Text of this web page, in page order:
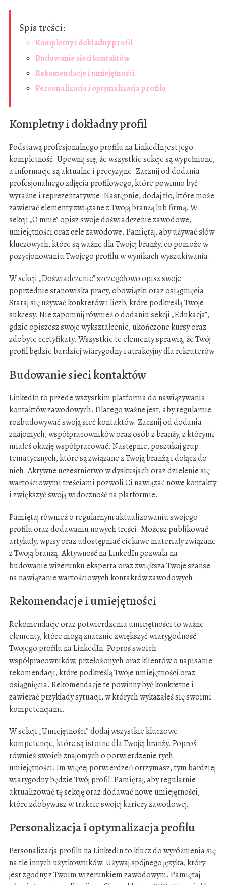
Spis treści:
Kompletny i dokładny profil
Budowanie sieci kontaktów
Rekomendacje i umiejętności
Personalizacja i optymalizacja profilu
Kompletny i dokładny profil
Podstawą profesjonalnego profilu na LinkedIn jest jego
kompletność. Upewnij się, że wszystkie sekcje są wypełnione,
a informacje są aktualne i precyzyjne. Zacznij od dodania
profesjonalnego zdjęcia profilowego, które powinno być
wyraźne i reprezentatywne. Następnie, dodaj tło, które może
zawierać elementy związane z Twoją branżą lub firmą. W
sekcji „O mnie” opisz swoje doświadczenie zawodowe,
umiejętności oraz cele zawodowe. Pamiętaj, aby używać słów
kluczowych, które są ważne dla Twojej branży, co pomoże w
pozycjonowaniu Twojego profilu w wynikach wyszukiwania.
W sekcji „Doświadczenie” szczegółowo opisz swoje
poprzednie stanowiska pracy, obowiązki oraz osiągnięcia.
Staraj się używać konkretów i liczb, które podkreślą Twoje
sukcesy. Nie zapomnij również o dodaniu sekcji „Edukacja”,
gdzie opiszesz swoje wykształcenie, ukończone kursy oraz
zdobyte certyfikaty. Wszystkie te elementy sprawią, że Twój
profil będzie bardziej wiarygodny i atrakcyjny dla rekruterów.
Budowanie sieci kontaktów
LinkedIn to przede wszystkim platforma do nawiązywania
kontaktów zawodowych. Dlatego ważne jest, aby regularnie
rozbudowywać swoją sieć kontaktów. Zacznij od dodania
znajomych, współpracowników oraz osób z branży, z którymi
miałeś okazję współpracować. Następnie, poszukaj grup
tematycznych, które są związane z Twoją branżą i dołącz do
nich. Aktywne uczestnictwo w dyskusjach oraz dzielenie się
wartościowymi treściami pozwoli Ci nawiązać nowe kontakty
i zwiększyć swoją widoczność na platformie.
Pamiętaj również o regularnym aktualizowaniu swojego
profilu oraz dodawaniu nowych treści. Możesz publikować
artykuły, wpisy oraz udostępniać ciekawe materiały związane
z Twoją branżą. Aktywność na LinkedIn pozwala na
budowanie wizerunku eksperta oraz zwiększa Twoje szanse
na nawiązanie wartościowych kontaktów zawodowych.
Rekomendacje i umiejętności
Rekomendacje oraz potwierdzenia umiejętności to ważne
elementy, które mogą znacznie zwiększyć wiarygodność
Twojego profilu na LinkedIn. Poproś swoich
współpracowników, przełożonych oraz klientów o napisanie
rekomendacji, które podkreślą Twoje umiejętności oraz
osiągnięcia. Rekomendacje te powinny być konkretne i
zawierać przykłady sytuacji, w których wykazałeś się swoimi
kompetencjami.
W sekcji „Umiejętności” dodaj wszystkie kluczowe
kompetencje, które są istotne dla Twojej branży. Poproś
również swoich znajomych o potwierdzenie tych
umiejętności. Im więcej potwierdzeń otrzymasz, tym bardziej
wiarygodny będzie Twój profil. Pamiętaj, aby regularnie
aktualizować tę sekcję oraz dodawać nowe umiejętności,
które zdobywasz w trakcie swojej kariery zawodowej.
Personalizacja i optymalizacja profilu
Personalizacja profilu na LinkedIn to klucz do wyróżnienia się
na tle innych użytkowników. Używaj spójnego języka, który
jest zgodny z Twoim wizerunkiem zawodowym. Pamiętaj